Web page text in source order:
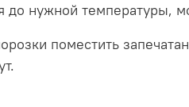
до нужной температуры,
поместить